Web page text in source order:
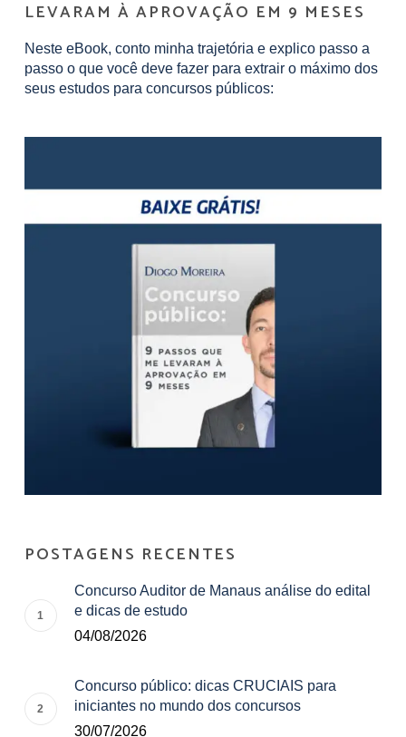
LEVARAM À APROVAÇÃO EM 9 MESES
Neste eBook, conto minha trajetória e explico passo a
passo o que você deve fazer para extrair o máximo dos
seus estudos para concursos públicos:
POSTAGENS RECENTES
Concurso Auditor de Manaus análise do edital
e dicas de estudo
04/08/2026
Concurso público: dicas CRUCIAIS para
iniciantes no mundo dos concursos
30/07/2026